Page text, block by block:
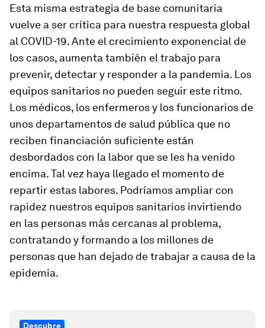
Esta misma estrategia de base comunitaria
vuelve a ser crítica para nuestra respuesta global
al COVID-19. Ante el crecimiento exponencial de
los casos, aumenta también el trabajo para
prevenir, detectar y responder a la pandemia. Los
equipos sanitarios no pueden seguir este ritmo.
Los médicos, los enfermeros y los funcionarios de
unos departamentos de salud pública que no
reciben financiación suficiente están
desbordados con la labor que se les ha venido
encima. Tal vez haya llegado el momento de
repartir estas labores. Podríamos ampliar con
rapidez nuestros equipos sanitarios invirtiendo
en las personas más cercanas al problema,
contratando y formando a los millones de
personas que han dejado de trabajar a causa de la
epidemia.
Descubre